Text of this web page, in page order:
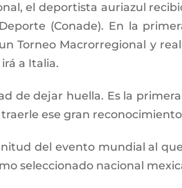
el deportista auriazul
(Conade). En la
Torneo Macrorregional y
a Italia.
de dejar huella. Es la
ese gran
del evento mundial al
seleccionado nacional